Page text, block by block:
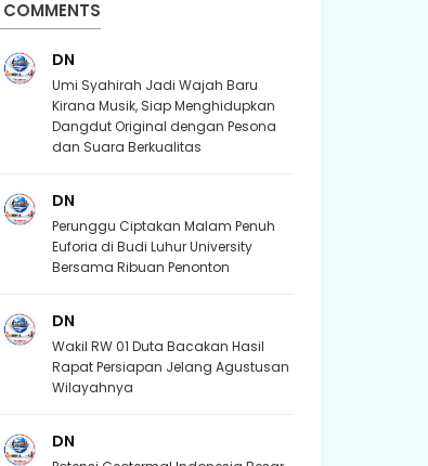
COMMENTS
DN
Umi Syahirah Jadi Wajah Baru
Kirana Musik, Siap Menghidupkan
Dangdut Original dengan Pesona
dan Suara Berkualitas
DN
Perunggu Ciptakan Malam Penuh
Euforia di Budi Luhur University
Bersama Ribuan Penonton
DN
Wakil RW 01 Duta Bacakan Hasil
Rapat Persiapan Jelang Agustusan
Wilayahnya
DN